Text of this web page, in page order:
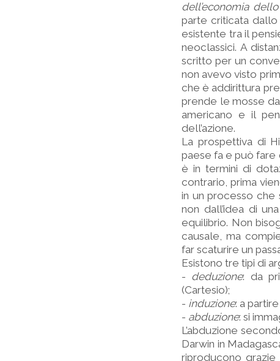
dell’economia
parte criticata dallo
esistente tra il
neoclassici. A
scritto per un
non avevo visto
che è addirittura
prende le mosse
americano e il
dell’azione.
La prospettiva di
paese fa e può fare
è in termini di
contrario, prima
in un processo che
non dall’idea di
equilibrio. Non
causale, ma
far scaturire un
Esistono tre tipi di
- deduzione: da
(Cartesio);
- induzione: a
- abduzione: si
L’abduzione
Darwin in
riproducono